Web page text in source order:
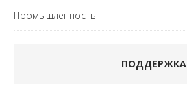
Промышленность
ПОДДЕРЖКА